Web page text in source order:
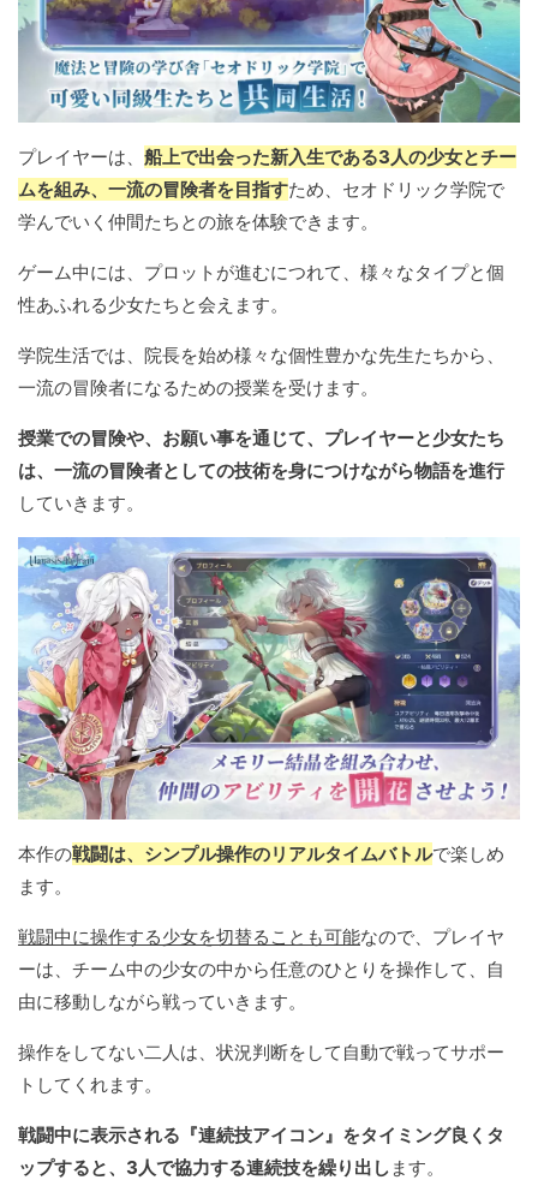
プレイヤーは、 船上で出会った新入生である3人の少女とチー
ムを組み、一流の冒険者を目指すため、セオドリック学院で
学んでいく仲間たちとの旅を体験できます。
ゲーム中には、プロットが進むにつれて、様々なタイプと個
性あふれる少女たちと会えます。
学院生活では、院長を始め様々な個性豊かな先生たちから、
一流の冒険者になるための授業を受けます。
授業での冒険や、お願い事を通じて、プレイヤーと少女たち
は、一流の冒険者としての技術を身につけながら物語を進行
していきます。
本作の戦闘は、シンプル操作のリアルタイムバトルで楽しめ
ます。
戦闘中に操作する少女を切替ることも可能なので、プレイヤ
ーは、チーム中の少女の中から任意のひとりを操作して、自
由に移動しながら戦っていきます。
操作をしてない二人は、状況判断をして自動で戦ってサポー
トしてくれます。
戦闘中に表示される『連続技アイコン』をタイミング良くタ
ップすると、3人で協力する連続技を繰り出し ます。